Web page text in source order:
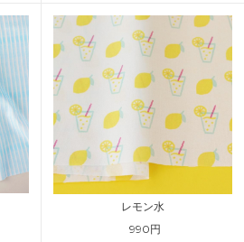
レモン水
990円